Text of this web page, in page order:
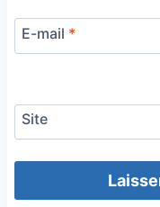
E-mail *
Site